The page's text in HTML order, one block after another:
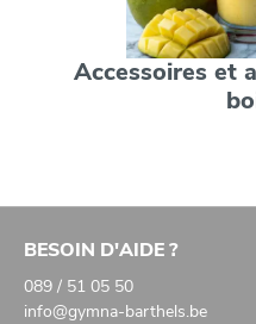
Accessoires et
BESOIN D'AIDE ?
089 / 51 05 50
info@gymna-barthels.be